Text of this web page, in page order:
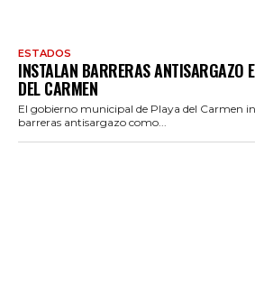
ESTADOS
INSTALAN BARRERAS ANTISARGAZO
DEL CARMEN
El gobierno municipal de Playa del Carmen
barreras antisargazo como...